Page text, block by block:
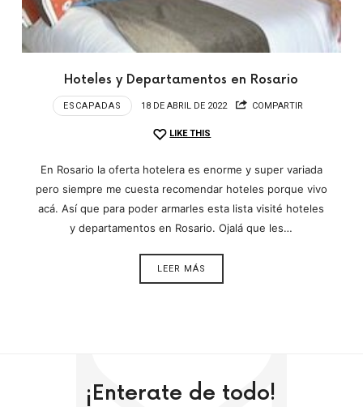
Hoteles y Departamentos en Rosario
ESCAPADAS 18 DE ABRIL DE 2022 COMPARTIR
LIKE THIS
En Rosario la oferta hotelera es enorme y super variada
pero siempre me cuesta recomendar hoteles porque vivo
acá. Así que para poder armarles esta lista visité hoteles
y departamentos en Rosario. Ojalá que les…
LEER MÁS
¡Enterate de todo!